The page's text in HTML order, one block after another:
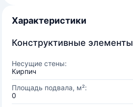
Характеристики
Конструктивные элементы
Несущие стены:
Кирпич
Площадь подвала, м²:
0